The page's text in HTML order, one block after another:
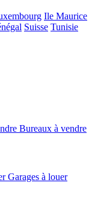
Ile Maurice
Suisse Tunisie
Bureaux à vendre
Garages à louer